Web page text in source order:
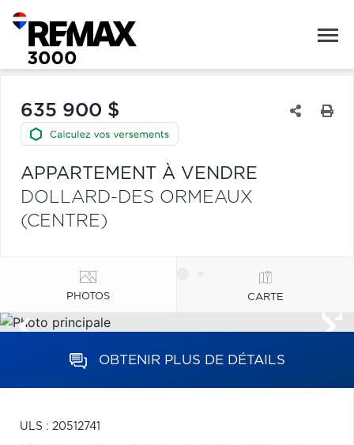
635 900 $
APPARTEMENT À VENDRE
DOLLARD-DES ORMEAUX
(CENTRE)
PHOTOS CARTE
OBTENIR PLUS DE DÉTAILS
ULS : 20512741